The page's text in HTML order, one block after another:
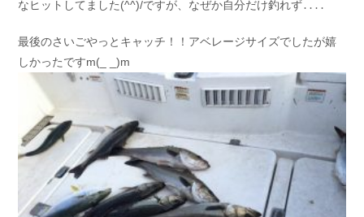
なヒットしてました(^^)/ですが、なぜか自分だけ釣れず․․․․
最後のさいごやっとキャッチ！！アベレージサイズでしたが嬉
しかったですm(_ _)m